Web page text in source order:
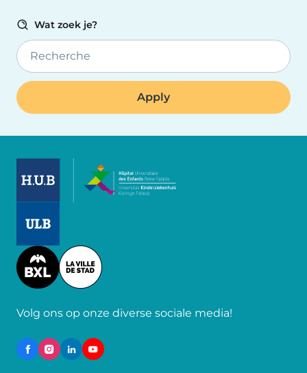
Wat zoek je?
Recherche
Image
Volg ons op onze diverse sociale media!